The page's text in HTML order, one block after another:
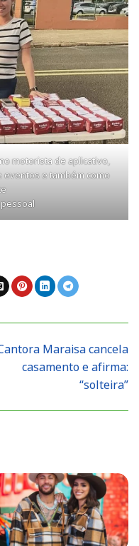
motorista de aplicativo,
e também como
Maraisa cancela
casamento e afirma:
“solteira”